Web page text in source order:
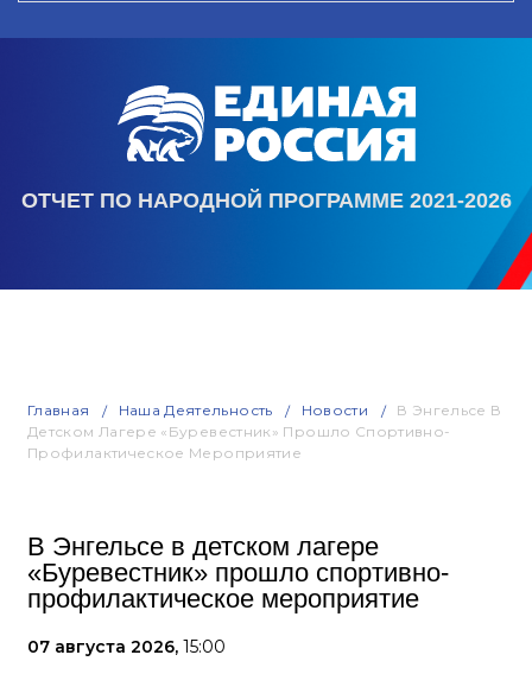
ОТЧЕТ ПО НАРОДНОЙ ПРОГРАММЕ 2021-2026
Главная Наша Деятельность Новости
В Энгельсе В
Детском Лагере «Буревестник» Прошло Спортивно-
Профилактическое Мероприятие
В Энгельсе в детском лагере
«Буревестник» прошло спортивно-
профилактическое мероприятие
07 августа 2026, 15:00